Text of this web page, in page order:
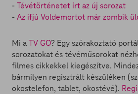
- Tévétörténetet írt az új sorozat
- Az ifjú Voldemortot már zombik
Mi aTV GO? Egy szórakoztató
sorozatokat és tévéműsorokat
filmes cikkekkel kiegészítve.
bármilyen regisztrált készüléken
okostelefon, tablet, okostévé).